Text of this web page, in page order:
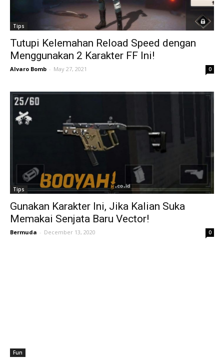
Tips
Tutupi Kelemahan Reload Speed dengan
Menggunakan 2 Karakter FF Ini!
Alvaro Bomb - May 27, 2021 0
Tips
Gunakan Karakter Ini, Jika Kalian Suka
Memakai Senjata Baru Vector!
Bermuda - December 13, 2020 0
Fun